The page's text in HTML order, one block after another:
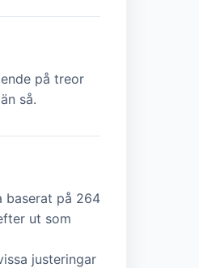
på treor
så.
baserat på 264
ut som
justeringar